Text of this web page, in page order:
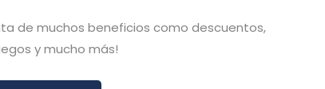
de muchos beneficios como descuentos,
y mucho más!